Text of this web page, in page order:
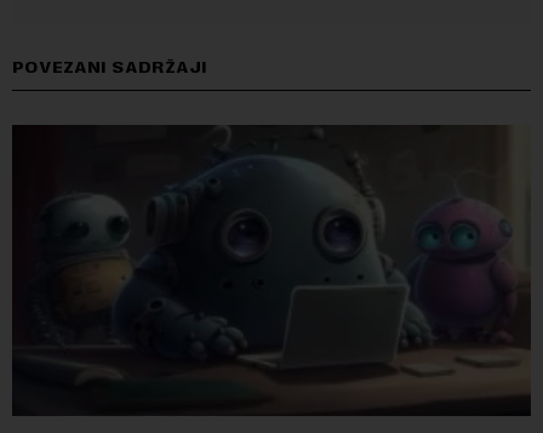
POVEZANI SADRŽAJI